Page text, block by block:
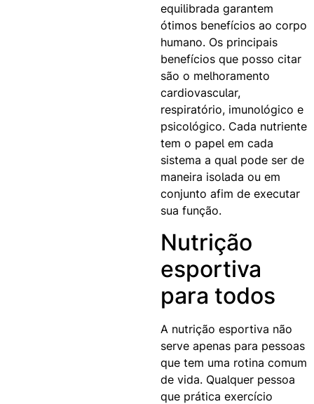
equilibrada garantem
ótimos benefícios ao corpo
humano. Os principais
benefícios que posso citar
são o melhoramento
cardiovascular,
respiratório, imunológico e
psicológico. Cada nutriente
tem o papel em cada
sistema a qual pode ser de
maneira isolada ou em
conjunto afim de executar
sua função.
Nutrição
esportiva
para todos
A nutrição esportiva não
serve apenas para pessoas
que tem uma rotina comum
de vida. Qualquer pessoa
que prática exercício